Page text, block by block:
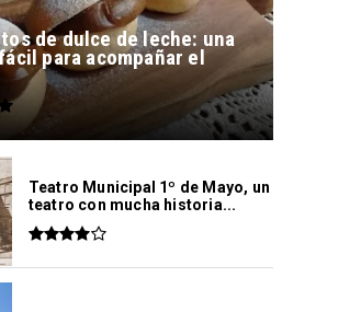
de dulce de leche: una
para acompañar el
Teatro Municipal 1º de Mayo, un
teatro con mucha historia...